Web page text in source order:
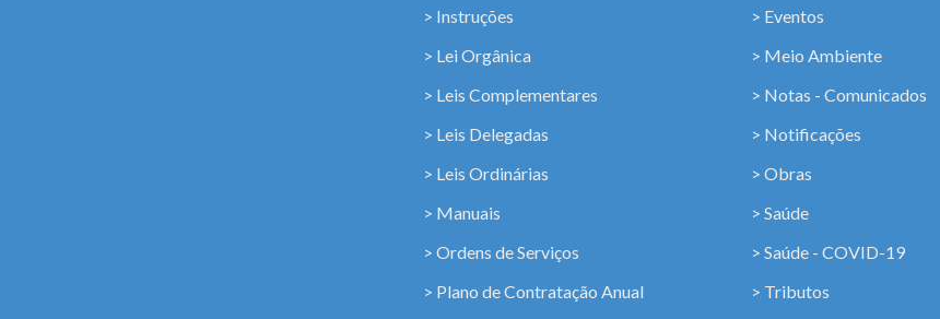
> Instruções
> Lei Orgânica
> Leis Complementares
> Leis Delegadas
> Leis Ordinárias
> Manuais
> Ordens de Serviços
> Plano de Contratação Anual
> Eventos
> Meio Ambiente
> Notas - Comunicados
> Notificações
> Obras
> Saúde
> Saúde - COVID-19
> Tributos